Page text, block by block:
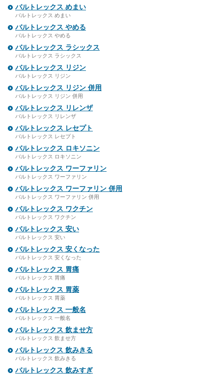
バルトレックス めまい
バルトレックス めまい
バルトレックス やめる
バルトレックス やめる
バルトレックス ラシックス
バルトレックス ラシックス
バルトレックス リジン
バルトレックス リジン
バルトレックス リジン 併用
バルトレックス リジン 併用
バルトレックス リレンザ
バルトレックス リレンザ
バルトレックス レセプト
バルトレックス レセプト
バルトレックス ロキソニン
バルトレックス ロキソニン
バルトレックス ワーファリン
バルトレックス ワーファリン
バルトレックス ワーファリン 併用
バルトレックス ワーファリン 併用
バルトレックス ワクチン
バルトレックス ワクチン
バルトレックス 安い
バルトレックス 安い
バルトレックス 安くなった
バルトレックス 安くなった
バルトレックス 胃痛
バルトレックス 胃痛
バルトレックス 胃薬
バルトレックス 胃薬
バルトレックス 一般名
バルトレックス 一般名
バルトレックス 飲ませ方
バルトレックス 飲ませ方
バルトレックス 飲みきる
バルトレックス 飲みきる
バルトレックス 飲みすぎ